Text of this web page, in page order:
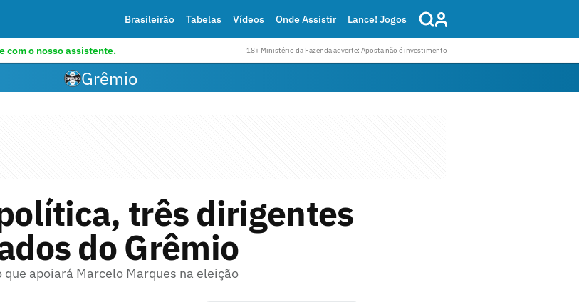
Brasileirão Tabelas Vídeos Onde Assistir Lance! Jogos
com o nosso assistente. 18+ Ministério da Fazenda adverte: Aposta não é investimento
Grêmio
três dirigentes
do Grêmio
apoiará Marcelo Marques na eleição